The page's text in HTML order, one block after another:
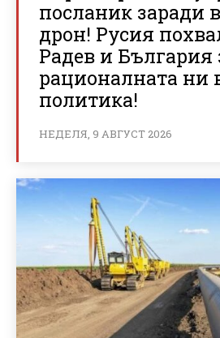
посланик заради
дрон! Русия
Радев и България
рационалната ни
политика!
НЕДЕЛЯ, 9 АВГУСТ 2026